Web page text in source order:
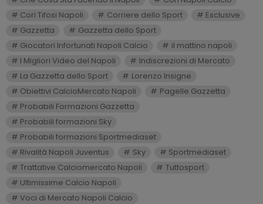
Cori Tifosi Napoli
Corriere dello Sport
Esclusive
Gazzetta
Gazzetta dello Sport
Giocatori Infortunati Napoli Calcio
il mattino napoli
I Migliori Video del Napoli
Indiscrezioni di Mercato
La Gazzetta dello Sport
Lorenzo Insigne
Obiettivi CalcioMercato Napoli
Pagelle Gazzetta
Probabili Formazioni Gazzetta
Probabili formazioni Sky
Probabili formazioni Sportmediaset
Rivalità Napoli Juventus
Sky
Sportmediaset
Trattative Calciomercato Napoli
Tuttosport
Ultimissime Calcio Napoli
Voci di Mercato Napoli Calcio